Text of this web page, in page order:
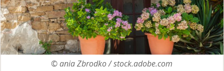
© ania Zbrodko / stock.adobe.com